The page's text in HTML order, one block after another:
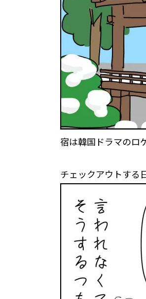
宿は韓国ドラマのロ
チェックアウトす